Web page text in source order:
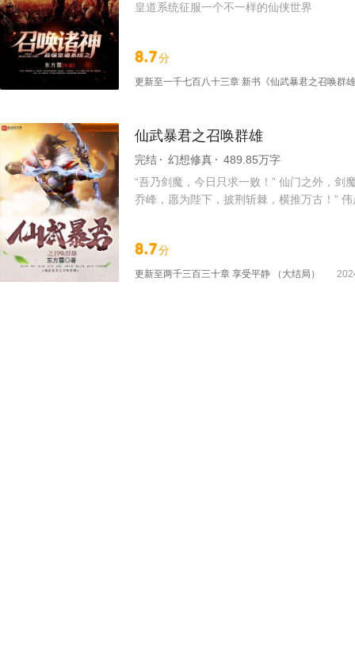
皇道系统征服一个不一样的仙侠世界
8.7分
更新至一千七百八十三章 新书《仙武暴君之召唤群
仙武暴君之召唤群雄
完结 幻想修真
489.85万字
“吾乃剑魔，今日只求一败！” 仙门之外，
乔峰，愿为陛下，披荆斩棘，横推万古！”
8.7分
更新至两千三百三十章 享受平静 （大结局）